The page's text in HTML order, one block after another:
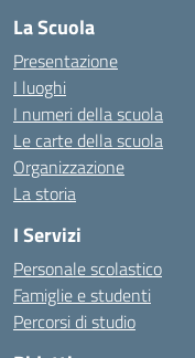
La Scuola
Presentazione
I luoghi
I numeri della scuola
Le carte della scuola
Organizzazione
La storia
I Servizi
Personale scolastico
Famiglie e studenti
Percorsi di studio